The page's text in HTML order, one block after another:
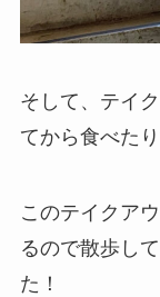
そして、テイ
てから食べた
このテイクア
るので散歩し
た！